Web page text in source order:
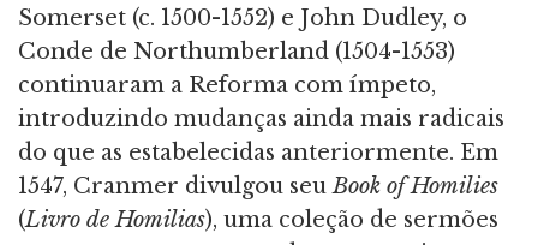
Somerset (c. 1500-1552) e John Dudley, o
Conde de Northumberland (1504-1553)
continuaram a Reforma com ímpeto,
introduzindo mudanças ainda mais radicais
do que as estabelecidas anteriormente. Em
1547, Cranmer divulgou seuBook of Homilies
(Livro de Homilias), uma coleção de sermões